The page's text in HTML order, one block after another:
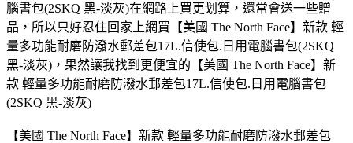
腦書包(2SKQ 黑-淡灰)在網路上買更划算，還常會送一些贈
品，所以只好忍住回家上網買【美國 The North Face】新款 輕
量多功能耐磨防潑水郵差包17L.信使包.日用電腦書包(2SKQ
黑-淡灰)，果然讓我找到更便宜的【美國 The North Face】新
款 輕量多功能耐磨防潑水郵差包17L.信使包.日用電腦書包
(2SKQ 黑-淡灰)
【美國 The North Face】新款 輕量多功能耐磨防潑水郵差包